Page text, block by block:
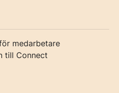
medarbetare
till Connect